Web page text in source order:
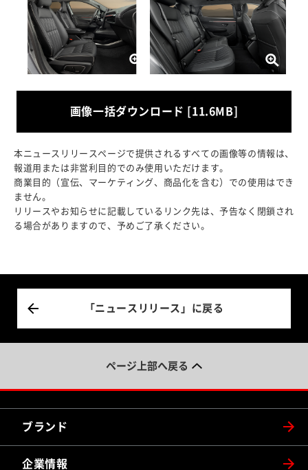
画像一括ダウンロード [11.6MB]
本ニュースリリースページで提供されるすべての画像等の情報は、
報道用または非営利目的でのみ使用いただけます。
商業目的（宣伝、マーケティング、商品化を含む）での使用はでき
ません。
リリースやお知らせに記載しているリンク先は、予告なく閉鎖され
る場合がありますので、予めご了承ください。
「ニュースリリース」に戻る
ページ上部へ戻る
ブランド
企業情報